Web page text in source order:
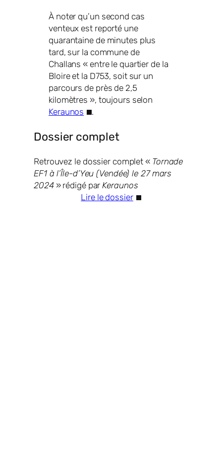
À noter qu’un second cas
venteux est reporté une
quarantaine de minutes plus
tard, sur la commune de
Challans « entre le quartier de la
Bloire et la D753, soit sur un
parcours de près de 2,5
kilomètres », toujours selon
Keraunos
.
Dossier complet
Retrouvez le dossier complet « Tornade
EF1 à l’Île-d’Yeu (Vendée) le 27 mars
2024» rédigé parKeraunos
Lire le dossier